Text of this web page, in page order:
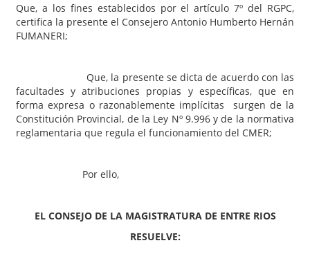
Que, a los fines establecidos por el artículo 7º del RGPC,
certifica la presente el Consejero Antonio Humberto Hernán
FUMANERI;
Que, la presente se dicta de acuerdo con las
facultades y atribuciones propias y específicas, que en
forma expresa o razonablemente implícitas surgen de la
Constitución Provincial, de la Ley Nº 9.996 y de la normativa
reglamentaria que regula el funcionamiento del CMER;
Por ello,
EL CONSEJO DE LA MAGISTRATURA DE ENTRE RIOS
RESUELVE: